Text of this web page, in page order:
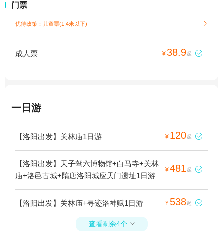
门票
优待政策：儿童票(1.4米以下) 
成人票 ¥38.9起 
一日游
【洛阳出发】关林庙1日游 ¥ 120起 
【洛阳出发】天子驾六博物馆+白马寺+关林
庙+洛邑古城+隋唐洛阳城应天门遗址1日游
¥481 起 
【洛阳出发】关林庙+寻迹洛神赋1日游 ¥ 538起 
查看剩余4个 